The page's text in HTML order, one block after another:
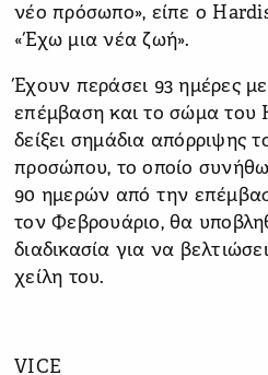
νέο πρόσωπο», είπε ο
«Έχω μια νέα ζωή».
Έχουν περάσει 93 ημέρες
επέμβαση και το σώμα του
δείξει σημάδια απόρριψης
προσώπου, το οποίο
90 ημερών από την
τον Φεβρουάριο, θα
διαδικασία για να
χείλη του.
VICE